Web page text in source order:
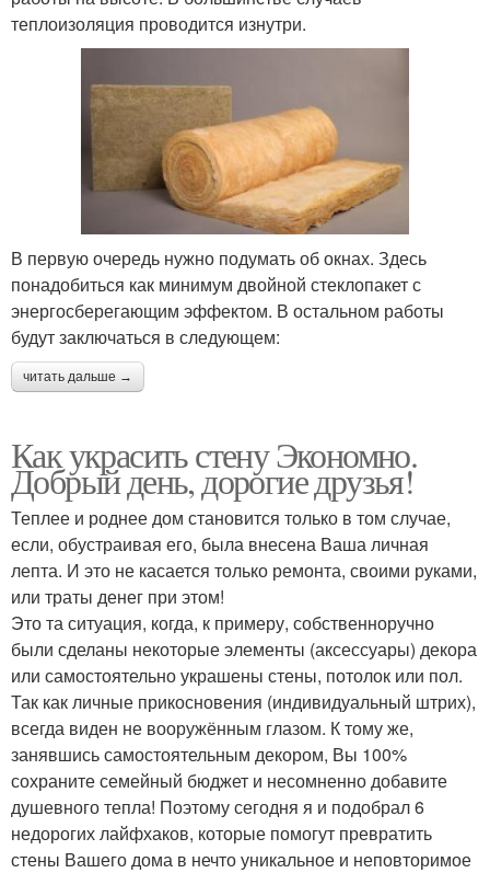
теплоизоляция проводится изнутри.
В первую очередь нужно подумать об окнах. Здесь
понадобиться как минимум двойной стеклопакет с
энергосберегающим эффектом. В остальном работы
будут заключаться в следующем:
читать дальше →
Как украсить стену Экономно.
Добрый день, дорогие друзья!
Теплее и роднее дом становится только в том случае,
если, обустраивая его, была внесена Ваша личная
лепта. И это не касается только ремонта, своими руками,
или траты денег при этом!
Это та ситуация, когда, к примеру, собственноручно
были сделаны некоторые элементы (аксессуары) декора
или самостоятельно украшены стены, потолок или пол.
Так как личные прикосновения (индивидуальный штрих),
всегда виден не вооружённым глазом. К тому же,
занявшись самостоятельным декором, Вы 100%
сохраните семейный бюджет и несомненно добавите
душевного тепла! Поэтому сегодня я и подобрал 6
недорогих лайфхаков, которые помогут превратить
стены Вашего дома в нечто уникальное и неповторимое